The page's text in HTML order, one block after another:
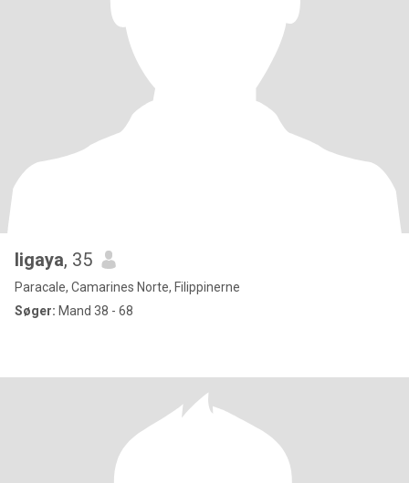
ligaya, 35
Paracale, Camarines Norte, Filippinerne
Søger: Mand 38 - 68